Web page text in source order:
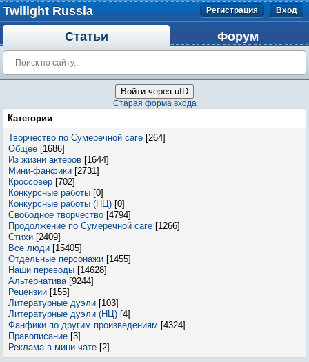
Twilight Russia Регистрация Вход
Статьи Форум
Войти через uID
Старая форма входа
Категории
Творчество по Сумеречной саге [264]
Общее [1686]
Из жизни актеров [1644]
Мини-фанфики [2731]
Кроссовер [702]
Конкурсные работы [0]
Конкурсные работы (НЦ) [0]
Свободное творчество [4794]
Продолжение по Сумеречной саге [1266]
Стихи [2409]
Все люди [15405]
Отдельные персонажи [1455]
Наши переводы [14628]
Альтернатива [9244]
Рецензии [155]
Литературные дуэли [103]
Литературные дуэли (НЦ) [4]
Фанфики по другим произведениям [4324]
Правописание [3]
Реклама в мини-чате [2]